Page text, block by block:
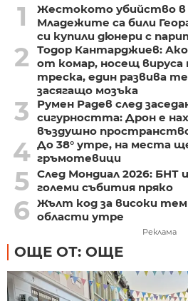
1
Жестокото убийство в
Младежите са били
си купили дюнери с
2
Тодор Кантарджиев:
от комар, носещ вируса
треска, един развива
засягащо мозъка
3
Румен Радев след
сигурността: Дрон е
въздушно
4 До 38° утре, на места
гръмотевици
5 След Мондиал 2026: БНТ
големи събития пряко
6 Жълт код за високи
области утре
Реклама
ОЩЕ ОТ: ОЩЕ